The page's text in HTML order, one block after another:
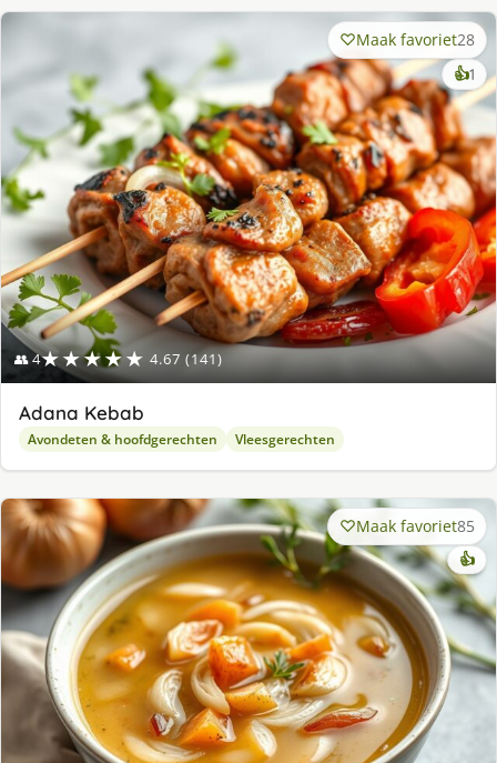
👥 4★★★★★ 4.67 (141)
Maak favoriet28
👍1
Adana Kebab
Avondeten & hoofdgerechten Vleesgerechten
Maak favoriet85
👍